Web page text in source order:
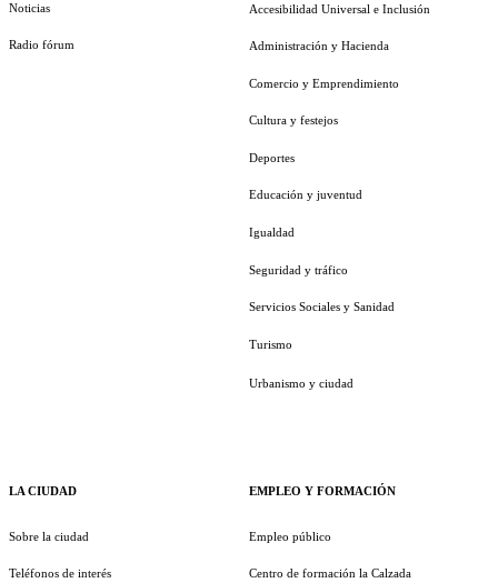
Noticias
Radio fórum
LA CIUDAD
Sobre la ciudad
Teléfonos de interés
Accesibilidad Universal e Inclusión
Administración y Hacienda
Comercio y Emprendimiento
Cultura y festejos
Deportes
Educación y juventud
Igualdad
Seguridad y tráfico
Servicios Sociales y Sanidad
Turismo
Urbanismo y ciudad
EMPLEO Y FORMACIÓN
Empleo público
Centro de formación la Calzada